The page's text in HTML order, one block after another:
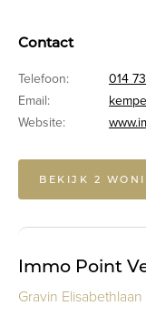
Contact
Telefoon:
014
Email:
Website:
BEKIJK 2
Immo Point
Gravin